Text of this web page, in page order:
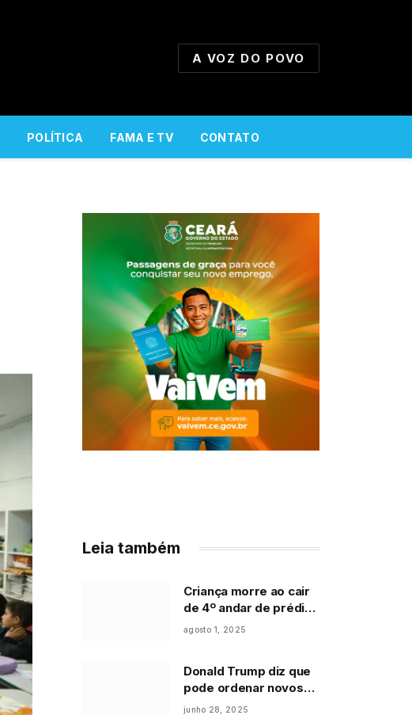
A VOZ DO POVO
POLÍTICA FAMA E TV CONTATO
Leia também
Criança morre ao cair
de 4º andar de prédio
em Fortaleza
agosto 1, 2025
Donald Trump diz que
pode ordenar novos
ataques ao Irã
junho 28, 2025